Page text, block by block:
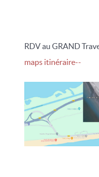
RDV au GRAND
maps itinéraire--